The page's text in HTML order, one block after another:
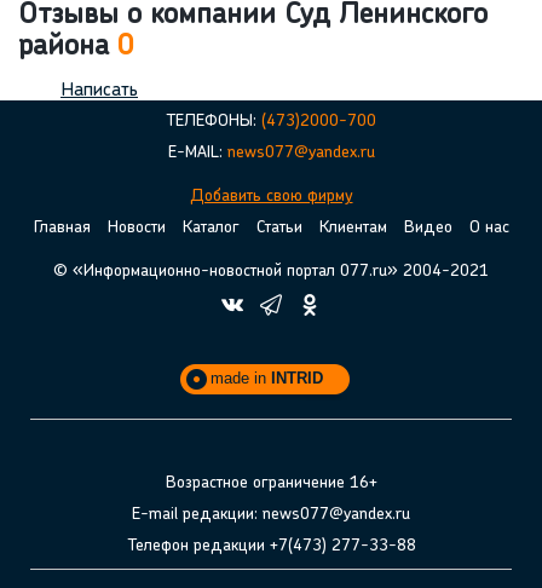
Отзывы о компании Суд Ленинского
района 0
Написать
ТЕЛЕФОНЫ: (473)2000-700
E-MAIL: news077@yandex.ru
Добавить свою фирму
Главная
Новости Каталог Статьи Клиентам Видео О нас
© «Информационно-новостной портал 077.ru» 2004-2021
made in INTRID
Возрастное ограничение 16+
E-mail редакции: news077@yandex.ru
Телефон редакции +7(473) 277-33-88